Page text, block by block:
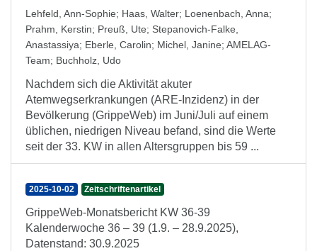
Lehfeld, Ann-Sophie; Haas, Walter; Loenenbach, Anna;
Prahm, Kerstin; Preuß, Ute; Stepanovich-Falke,
Anastassiya; Eberle, Carolin; Michel, Janine; AMELAG-
Team; Buchholz, Udo
Nachdem sich die Aktivität akuter
Atemwegserkrankungen (ARE-Inzidenz) in der
Bevölkerung (GrippeWeb) im Juni/Juli auf einem
üblichen, niedrigen Niveau befand, sind die Werte
seit der 33. KW in allen Altersgruppen bis 59 ...
2025-10-02 Zeitschriftenartikel
GrippeWeb-Monatsbericht KW 36-39
Kalenderwoche 36 – 39 (1.9. – 28.9.2025),
Datenstand: 30.9.2025